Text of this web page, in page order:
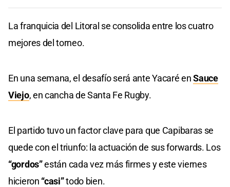
La franquicia del Litoral se consolida entre los cuatro
mejores del torneo.
En una semana, el desafío será ante Yacaré enSauce
Viejo, en cancha de Santa Fe Rugby.
El partido tuvo un factor clave para que Capibaras se
quede con el triunfo: la actuación de sus forwards. Los
“gordos”están cada vez más firmes y este viernes
hicieron “casi”todo bien.